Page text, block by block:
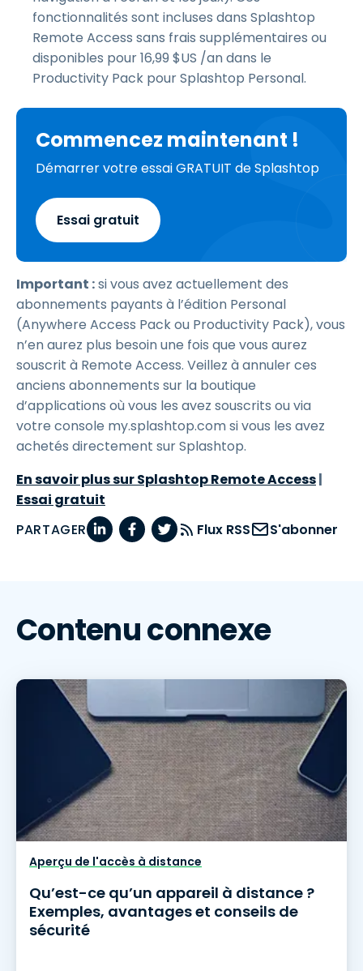
fonctionnalités sont incluses dans Splashtop
Remote Access sans frais supplémentaires ou
disponibles pour16,99 $US /an dans le
Productivity Pack pour Splashtop Personal.
Commencez maintenant !
Démarrer votre essai GRATUIT de Splashtop
Essai gratuit
Important :si vous avez actuellement des
abonnements payants à l’édition Personal
(Anywhere Access Pack ou Productivity Pack), vous
n’en aurez plus besoin une fois que vous aurez
souscrit à Remote Access. Veillez à annuler ces
anciens abonnements sur la boutique
d’applications où vous les avez souscrits ou via
votre console my.splashtop.com si vous les avez
achetés directement sur Splashtop.
En savoir plus sur Splashtop Remote Access|
Essai gratuit
PARTAGER
Flux RSS S'abonner
Contenu connexe
Aperçu de l'accès à distance
Qu’est-ce qu’un appareil à distance ?
Exemples, avantages et conseils de
sécurité